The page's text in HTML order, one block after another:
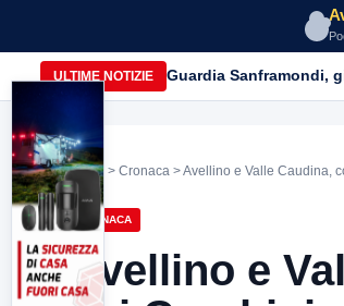
ULTIME NOTIZIE Guardia Sanframondi,
Home > Cronaca > Avellino e Valle Caudina,
CRONACA
Avellino e